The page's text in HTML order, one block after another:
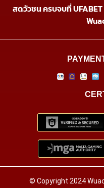
สดวัวชน ครบจบที่
© Copyright 2024